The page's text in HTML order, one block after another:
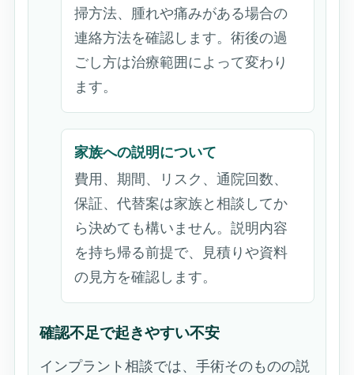
掃方法、腫れや痛みがある場合の
連絡方法を確認します。術後の過
ごし方は治療範囲によって変わり
ます。
家族への説明について
費用、期間、リスク、通院回数、
保証、代替案は家族と相談してか
ら決めても構いません。説明内容
を持ち帰る前提で、見積りや資料
の見方を確認します。
確認不足で起きやすい不安
インプラント相談では、手術そのものの説